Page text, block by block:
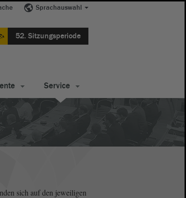
Sprachauswahl
52. Sitzungsperiode
Service
sich auf den jeweiligen